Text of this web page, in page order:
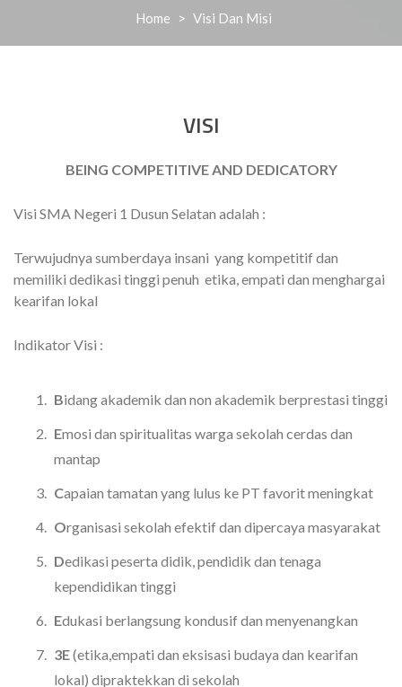
Home > Visi Dan Misi
VISI
BEING COMPETITIVE AND DEDICATORY
Visi SMA Negeri 1 Dusun Selatan adalah :
Terwujudnya sumberdaya insani yang kompetitif dan
memiliki dedikasi tinggi penuh etika, empati dan menghargai
kearifan lokal
Indikator Visi :
Bidang akademik dan non akademik berprestasi tinggi
Emosi dan spiritualitas warga sekolah cerdas dan
mantap
Capaian tamatan yang lulus ke PT favorit meningkat
Organisasi sekolah efektif dan dipercaya masyarakat
Dedikasi peserta didik, pendidik dan tenaga
kependidikan tinggi
Edukasi berlangsung kondusif dan menyenangkan
3E(etika,empati dan eksisasi budaya dan kearifan
lokal) dipraktekkan di sekolah